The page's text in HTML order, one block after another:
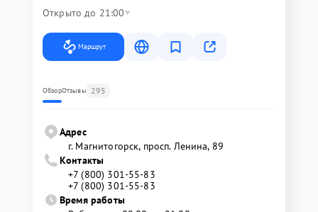
Открыто до 21:00
Маршрут
ОбзорОтзывы 295
Адрес
г. Магнитогорск, просп. Ленина, 89
Контакты
+7 (800) 301-55-83
+7 (800) 301-55-83
Время работы